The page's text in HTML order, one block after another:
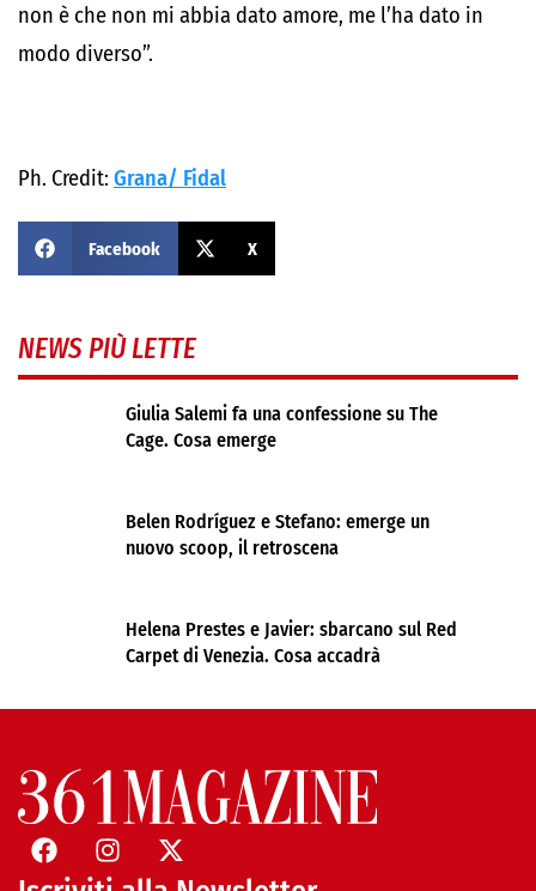
non è che non mi abbia dato amore, me l’ha dato in
modo diverso”.
Ph. Credit: Grana/ Fidal
Facebook X
NEWS PIÙ LETTE
Giulia Salemi fa una confessione su The
Cage. Cosa emerge
Belen Rodríguez e Stefano: emerge un
nuovo scoop, il retroscena
Helena Prestes e Javier: sbarcano sul Red
Carpet di Venezia. Cosa accadrà